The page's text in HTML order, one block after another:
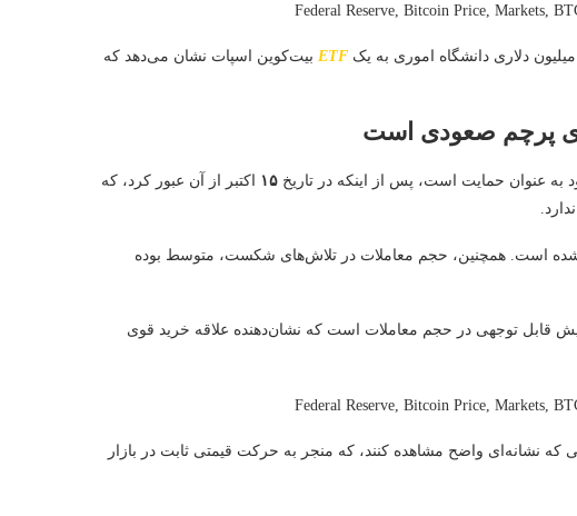
میلیون دلاری دانشگاه اموری به یکETF بیت‌کوین اسپات نشان می‌دهد که
پرچم صعودی است
به عنوان حمایت است، پس از اینکه در تاریخ۱۵
اکتبر از آن عبور کرد، که
شده است. همچنین، حجم معاملات در تلاش‌های شکست، متوسط بوده
قابل توجهی در حجم معاملات است که نشان‌دهنده علاقه خرید قوی
که نشانه‌ای واضح مشاهده کنند، که منجر به حرکت قیمتی ثابت در بازار